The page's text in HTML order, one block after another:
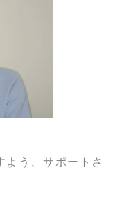
よう、サポートさ